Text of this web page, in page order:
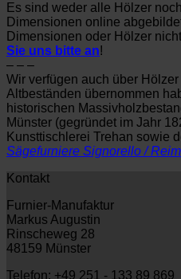
Es sind weder alle Hölzer
Dimensionen online
Dimensionen oder Hölzer
Sie uns bitte an!
– – –
Wir verfügen auch über
Altbeständen übernommen
historischen
Münster (gegründet im Jahr
Kunsttischlerei Trehan sowie
Sägefurniere Signorello /
Kontakt
Furnier-Manufaktur
Markus Augustin
Rinscheweg 28
48159 Münster
Telefon: +49 251 - 133 89 869